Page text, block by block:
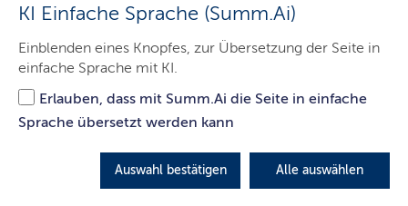
KI Einfache Sprache (Summ.Ai)
Einblenden eines Knopfes, zur Übersetzung der Seite in
einfache Sprache mit KI.
Erlauben, dass mit Summ.Ai die Seite in einfache
Sprache übersetzt werden kann
Auswahl bestätigen Alle auswählen
D ie landesübergreifende Dachmarke gibt der
Landesverwaltung und allen Landesorganisationen,
Unternehmen, Vereinen und Verbänden sowie weiteren
Einrichtungen die Möglichkeit eines geschlossenen
Auftritts. Visualisierter Bestandteil des Markenkonzepts
"Schleswig-Holstein. Der echte Norden."